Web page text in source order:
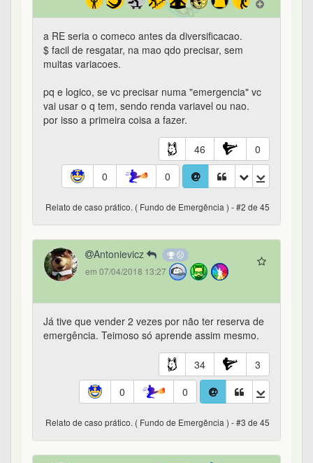
a RE seria o comeco antes da diversificacao.
$ facil de resgatar, na mao qdo precisar, sem
muitas variacoes.
pq e logico, se vc precisar numa "emergencia" vc
vai usar o q tem, sendo renda variavel ou nao.
por isso a primeira coisa a fazer.
46
0
0
0
Relato de caso prático. ( Fundo de Emergência ) - #2 de 45
Antonievicz
em 07/04/2018 13:27
Já tive que vender 2 vezes por não ter reserva de
emergência. Teimoso só aprende assim mesmo.
34
3
0
0
Relato de caso prático. ( Fundo de Emergência ) - #3 de 45